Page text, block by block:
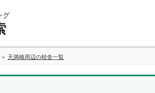
グ
天満橋周辺の校舎一覧